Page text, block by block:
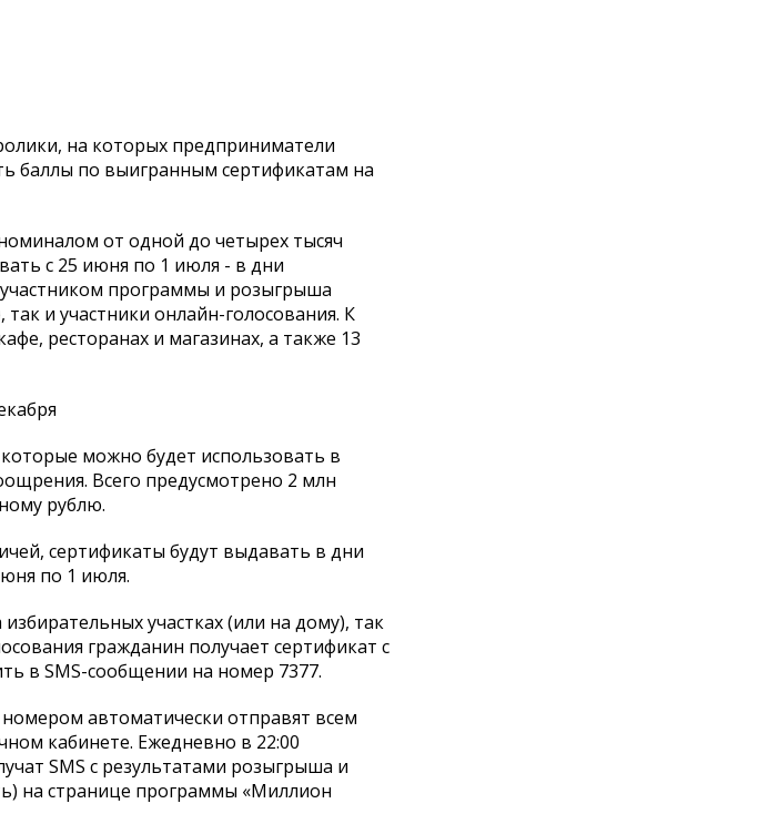
на которых предприниматели
баллы по выигранным сертификатам на
от одной до четырех тысяч
с 25 июня по 1 июля - в дни
программы и розыгрыша
и участники онлайн-голосования. К
ресторанах и магазинах, а также 13
можно будет использовать в
Всего предусмотрено 2 млн
рублю.
сертификаты будут выдавать в дни
по 1 июля.
участках (или на дому), так
гражданин получает сертификат с
в SMS-сообщении на номер 7377.
автоматически отправят всем
кабинете. Ежедневно в 22:00
SMS с результатами розыгрыша и
на странице программы «Миллион